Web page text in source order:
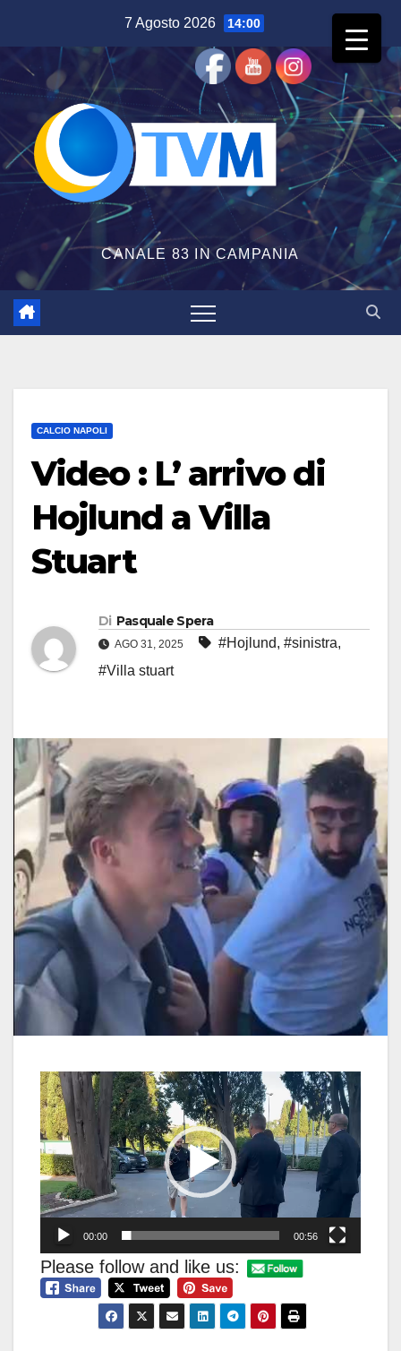
contenuto
7 Agosto 2026 14:00
CANALE 83 IN CAMPANIA
CALCIO NAPOLI
Video : L’ arrivo di
Hojlund a Villa
Stuart
Di Pasquale Spera
AGO 31, 2025 #Hojlund, #sinistra,
#Villa stuart
Video
Player
00:00 00:56
Please follow and like us: